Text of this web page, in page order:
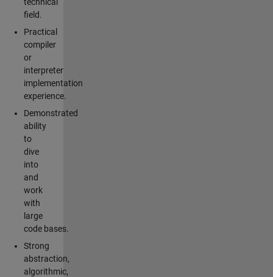
technical
field.
Practical
compiler
or
interpreter
implementation
experience.
Demonstrated
ability
to
dive
into
and
work
with
large
code bases.
Strong
abstraction,
algorithmic,